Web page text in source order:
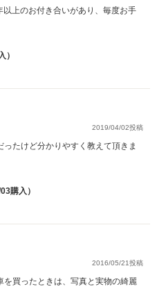
上のお付き合いがあり、毎度お手
）
2019/04/02投稿
たけど分かりやすく教えて頂きま
購入）
2016/05/21投稿
買ったときは、写真と実物の綺麗